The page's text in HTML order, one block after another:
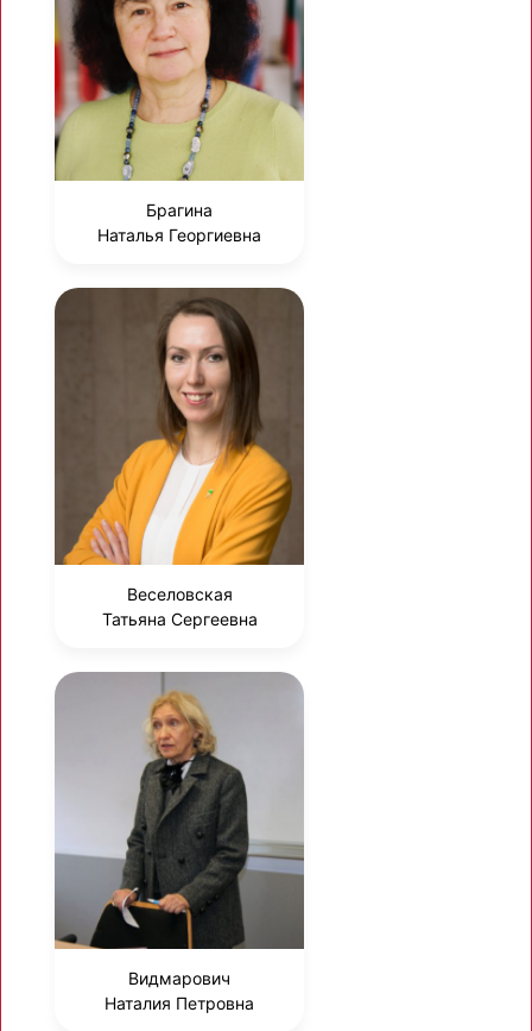
Брагина
Наталья Георгиевна
Веселовская
Татьяна Сергеевна
Видмарович
Наталия Петровна